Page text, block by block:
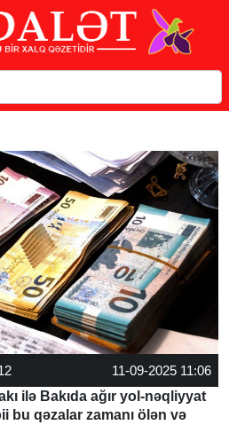
11-09-2025 11:06
ilə Bakıda ağır yol-nəqliyyat
bu qəzalar zamanı ölən və